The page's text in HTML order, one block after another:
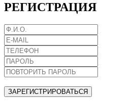
РЕГИСТРАЦИЯ
ЗАРЕГИСТРИРОВАТЬСЯ